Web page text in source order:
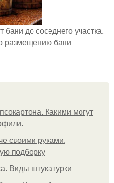
до соседнего участка.
размещению бани
Какими могут
своими руками.
подборку
Виды штукатурки